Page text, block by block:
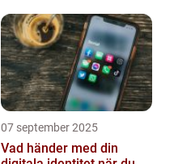
07 september 2025
Vad händer med din